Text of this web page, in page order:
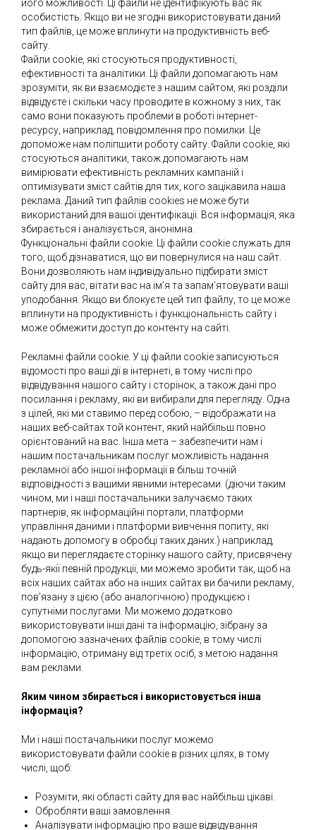
його можливості. Ці файли не ідентифікують вас як
особистість. Якщо ви не згодні використовувати даний
тип файлів, це може вплинути на продуктивність веб-
сайту.
Файли cookie, які стосуються продуктивності,
ефективності та аналітики. Ці файли допомагають нам
зрозуміти, як ви взаємодієте з нашим сайтом, які розділи
відвідуєте і скільки часу проводите в кожному з них, так
само вони показують проблеми в роботі інтернет-
ресурсу, наприклад, повідомлення про помилки. Це
допоможе нам поліпшити роботу сайту. Файли cookie, які
стосуються аналітики, також допомагають нам
вимірювати ефективність рекламних кампаній і
оптимізувати зміст сайтів для тих, кого зацікавила наша
реклама. Даний тип файлів cookies не може бути
використаний для вашої ідентифікації. Вся інформація, яка
збирається і аналізується, анонімна.
Функціональні файли cookie. Ці файли cookie служать для
того, щоб дізнаватися, що ви повернулися на наш сайт.
Вони дозволяють нам індивідуально підбирати зміст
сайту для вас, вітати вас на ім’я та запам’ятовувати ваші
уподобання. Якщо ви блокуєте цей тип файлу, то це може
вплинути на продуктивність і функціональність сайту і
може обмежити доступ до контенту на сайті.
Рекламні файли cookie. У ці файли cookie записуються
відомості про ваші дії в інтернеті, в тому числі про
відвідування нашого сайту і сторінок, а також дані про
посилання і рекламу, які ви вибирали для перегляду. Одна
з цілей, які ми ставимо перед собою, – відображати на
наших веб-сайтах той контент, який найбільш повно
орієнтований на вас. Інша мета – забезпечити нам і
нашим постачальникам послуг можливість надання
рекламної або іншої інформації в більш точній
відповідності з вашими явними інтересами. (діючи таким
чином, ми і наші постачальники залучаємо таких
партнерів, як інформаційні портали, платформи
управління даними і платформи вивчення попиту, які
надають допомогу в обробці таких даних.) наприклад,
якщо ви переглядаєте сторінку нашого сайту, присвячену
будь-якії певній продукції, ми можемо зробити так, щоб на
всіх наших сайтах або на інших сайтах ви бачили рекламу,
пов’язану з цією (або аналогічною) продукцією і
супутніми послугами. Ми можемо додатково
використовувати інші дані та інформацію, зібрану за
допомогою зазначених файлів cookie, в тому числі
інформацію, отриману від третіх осіб, з метою надання
вам реклами.
Яким чином збирається і використовується інша
інформація?
Ми і наші постачальники послуг можемо
використовувати файли cookie в різних цілях, в тому
числі, щоб:
Розуміти, які області сайту для вас найбільш цікаві.
Обробляти ваші замовлення.
Аналізувати інформацію про ваше відвідування